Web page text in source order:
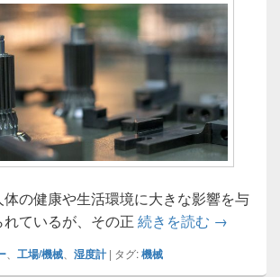
の健康や生活環境に大きな影響を与
ているが、その正 続きを読む 湿度計の
→
、 工場/機械、 湿度計 | タグ:機械